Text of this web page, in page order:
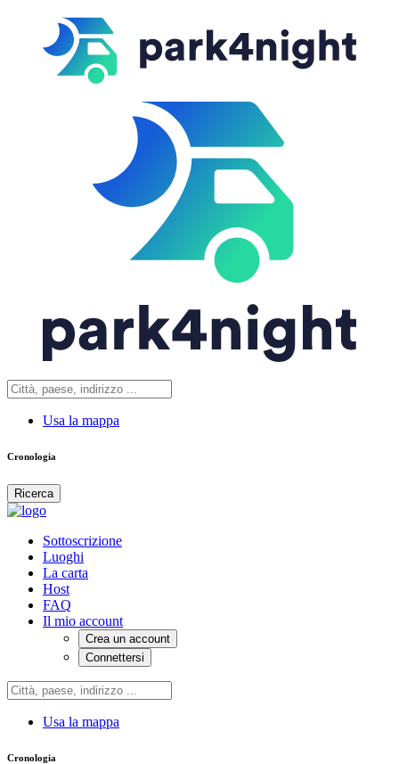
Usa la mappa
Cronologia
Ricerca
Sottoscrizione
Luoghi
La carta
Host
FAQ
Il mio account
Crea un account
Connettersi
Usa la mappa
Cronologia